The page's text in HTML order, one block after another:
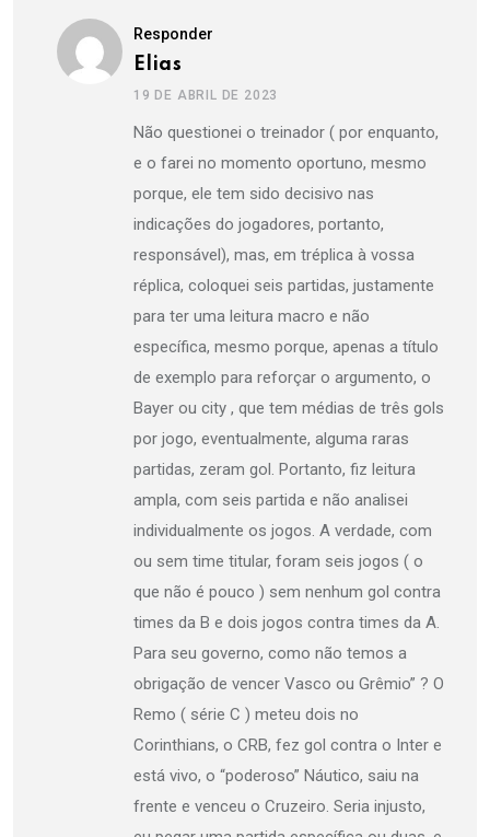
Responder
Elias
19 DE ABRIL DE 2023
Não questionei o treinador ( por enquanto,
e o farei no momento oportuno, mesmo
porque, ele tem sido decisivo nas
indicações do jogadores, portanto,
responsável), mas, em tréplica à vossa
réplica, coloquei seis partidas, justamente
para ter uma leitura macro e não
específica, mesmo porque, apenas a título
de exemplo para reforçar o argumento, o
Bayer ou city , que tem médias de três gols
por jogo, eventualmente, alguma raras
partidas, zeram gol. Portanto, fiz leitura
ampla, com seis partida e não analisei
individualmente os jogos. A verdade, com
ou sem time titular, foram seis jogos ( o
que não é pouco ) sem nenhum gol contra
times da B e dois jogos contra times da A.
Para seu governo, como não temos a
obrigação de vencer Vasco ou Grêmio” ? O
Remo ( série C ) meteu dois no
Corinthians, o CRB, fez gol contra o Inter e
está vivo, o “poderoso” Náutico, saiu na
frente e venceu o Cruzeiro. Seria injusto,